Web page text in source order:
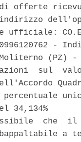
offerte
ufficiale:
-
(PZ) -
sul
34,134%
che